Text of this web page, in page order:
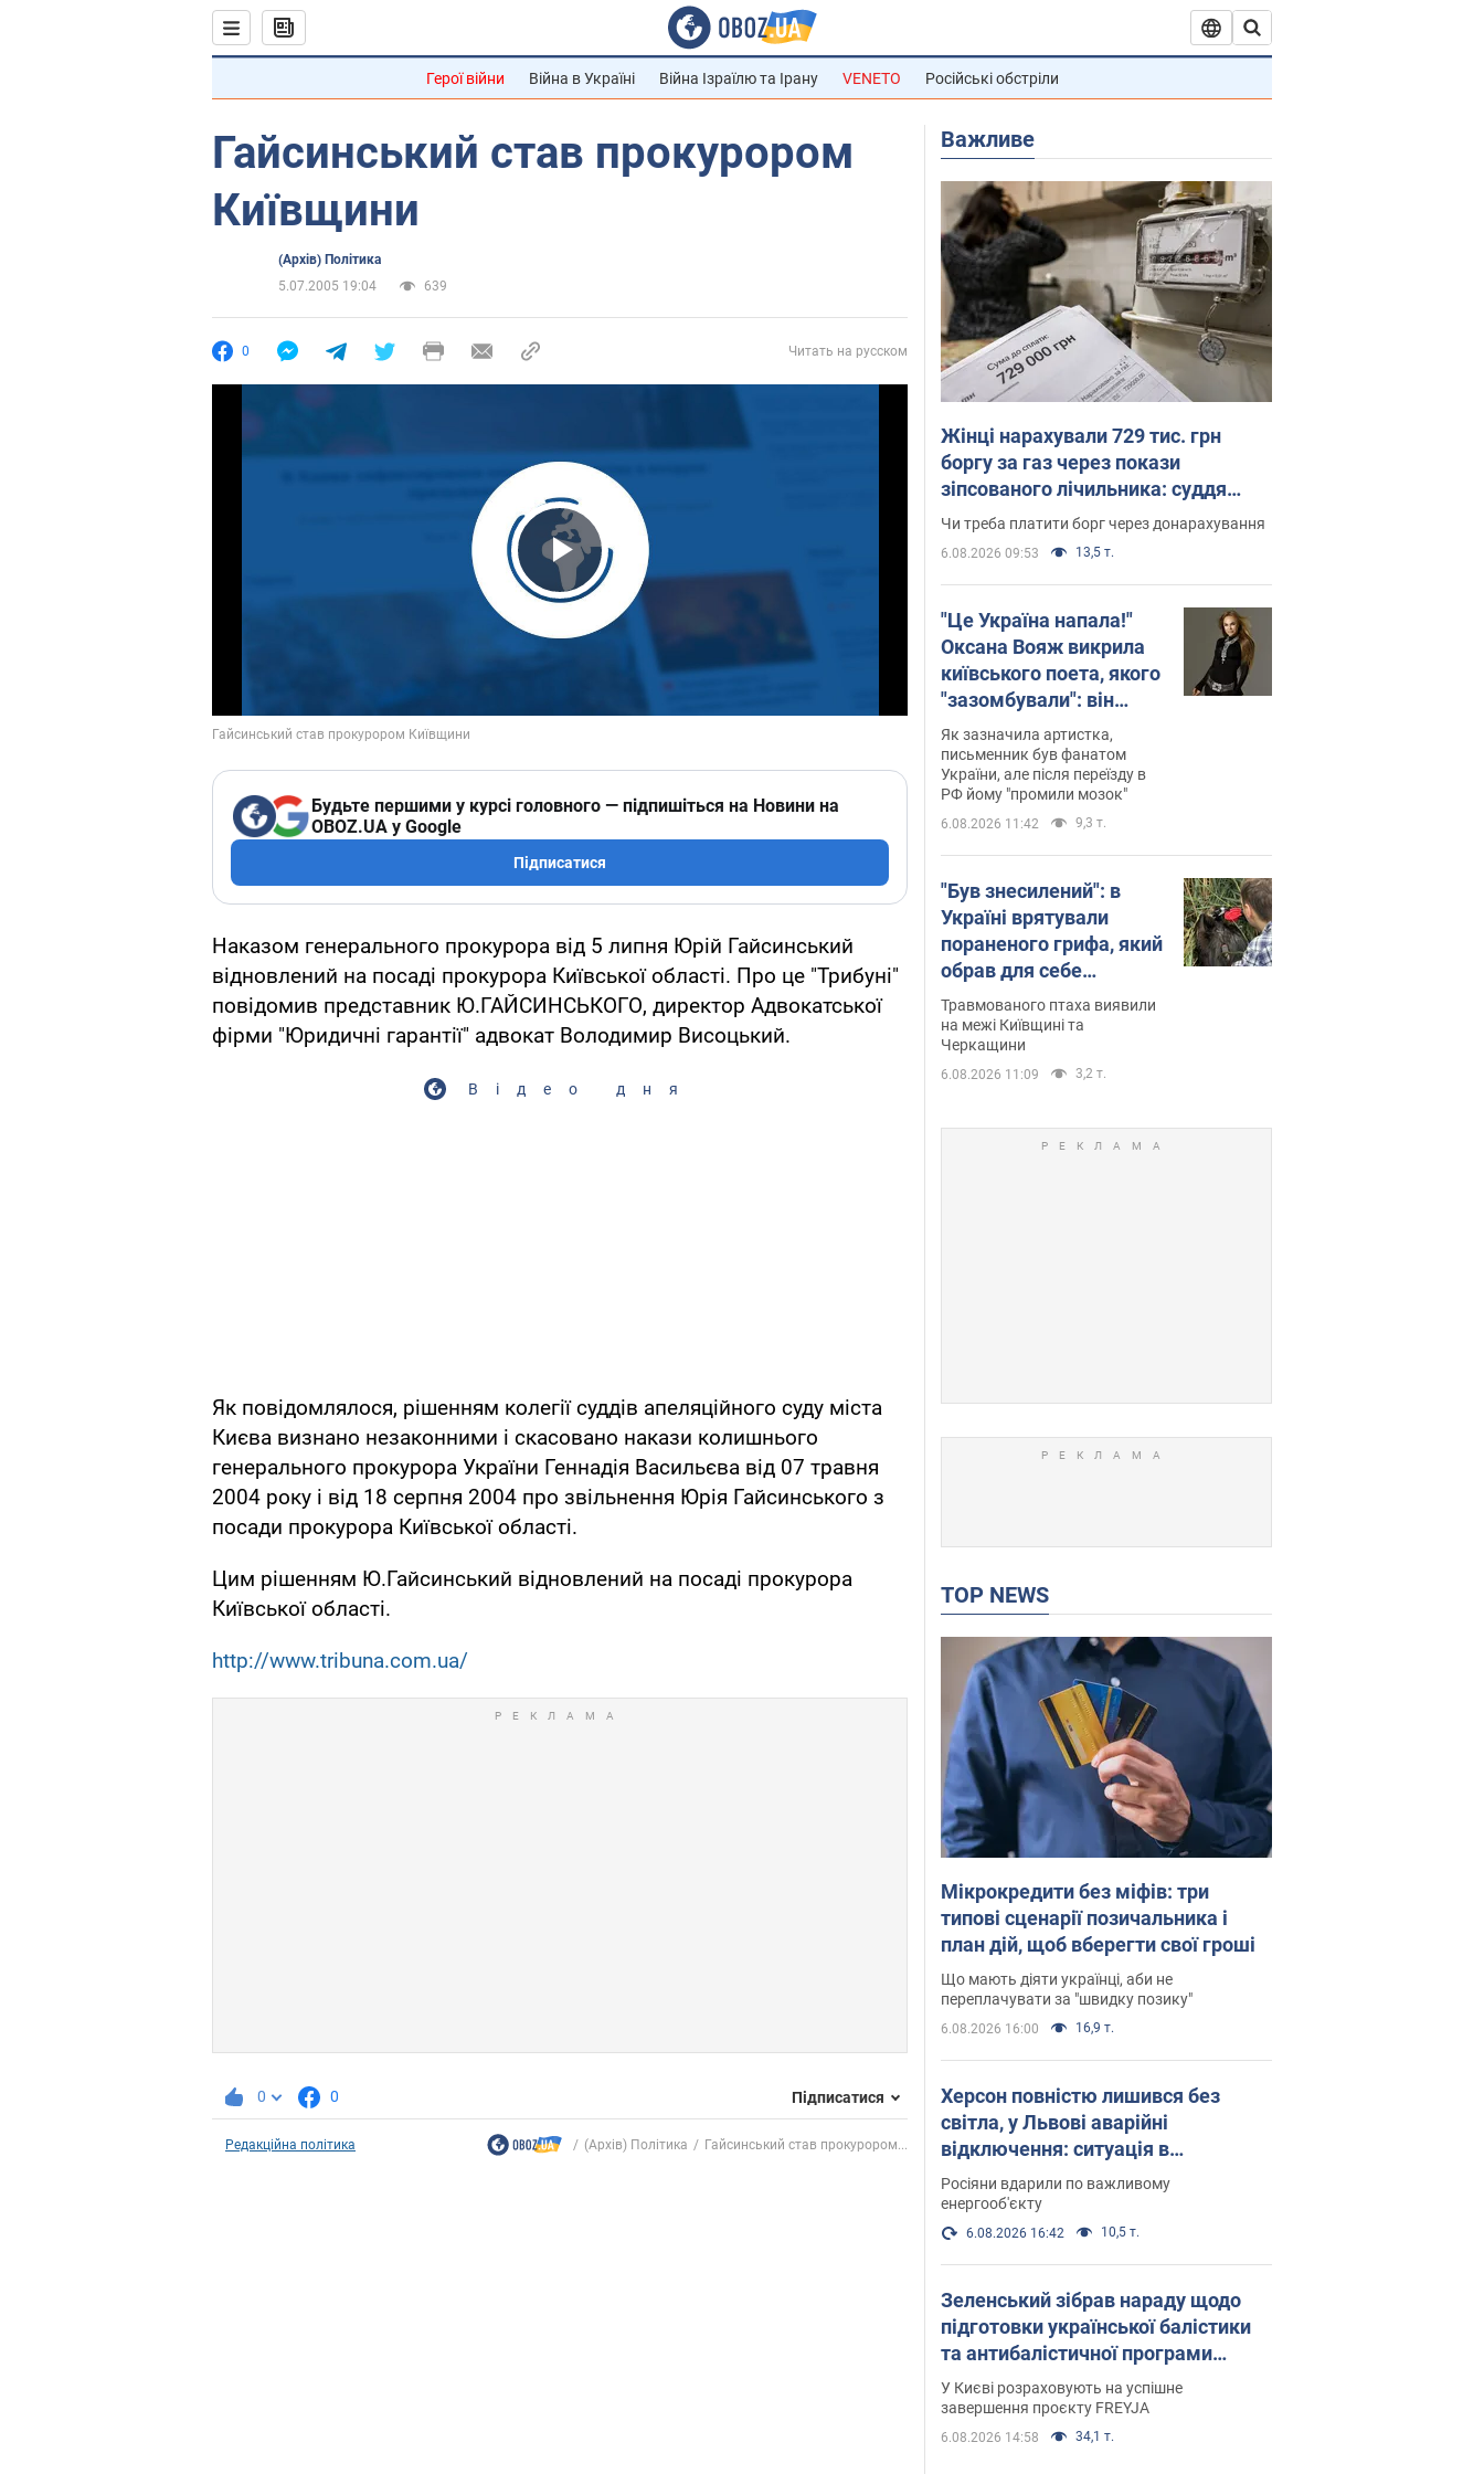
Герої війни Війна в Україні Війна Ізраїлю та Ірану VENETO Російські обстріли
Гайсинський став прокурором
Київщини
(Архів) Політика
5.07.2005 19:04
639
0 Читать на русском
Play Video
Будьте першими у курсі головного — підпишіться на Новини на
OBOZ.UA у Google
Підписатися
Наказом генерального прокурора від 5 липня Юрій Гайсинський
відновлений на посаді прокурора Київської області. Про це "Трибуні"
повідомив представник Ю.ГАЙСИНСЬКОГО, директор Адвокатської
фірми "Юридичні гарантії" адвокат Володимир Висоцький.
Відео дня
Як повідомлялося, рішенням колегії суддів апеляційного суду міста
Києва визнано незаконними і скасовано накази колишнього
генерального прокурора України Геннадія Васильєва від 07 травня
2004 року і від 18 серпня 2004 про звільнення Юрія Гайсинського з
посади прокурора Київської області.
Цим рішенням Ю.Гайсинський відновлений на посаді прокурора
Київської області.
http://www.tribuna.com.ua/
0 0 Підписатися
Редакційна політика (Архів) Політика Гайсинський став прокурором...
Важливе
Жінці нарахували 729 тис. грн
боргу за газ через покази
зіпсованого лічильника: суддя
ухвалив неочікуване рішення
Чи треба платити борг через донарахування
6.08.2026 09:53 13,5 т.
"Це Україна напала!"
Оксана Вояж викрила
київського поета, якого
"зазомбували": він
навіть російської не
знав, а тепер хоче
геноциду українців
Як зазначила артистка,
письменник був фанатом
України, але після переїзду в
РФ йому "промили мозок"
6.08.2026 11:42 9,3 т.
"Був знесилений": в
Україні врятували
пораненого грифа, який
обрав для себе
нетиповий маршрут.
Фото
Травмованого птаха виявили
на межі Київщині та
Черкащини
6.08.2026 11:09 3,2 т.
TOP NEWS
Мікрокредити без міфів: три
типові сценарії позичальника і
план дій, щоб вберегти свої гроші
Що мають діяти українці, аби не
переплачувати за "швидку позику"
6.08.2026 16:00 16,9 т.
Херсон повністю лишився без
світла, у Львові аварійні
відключення: ситуація в
енергосистемі 6 серпня
Росіяни вдарили по важливому
енергооб'єкту
6.08.2026 16:42 10,5 т.
Зеленський зібрав нараду щодо
підготовки української балістики
та антибалістичної програми
FREYJA: які рішення готуються
У Києві розраховують на успішне
завершення проєкту FREYJA
6.08.2026 14:58 34,1 т.